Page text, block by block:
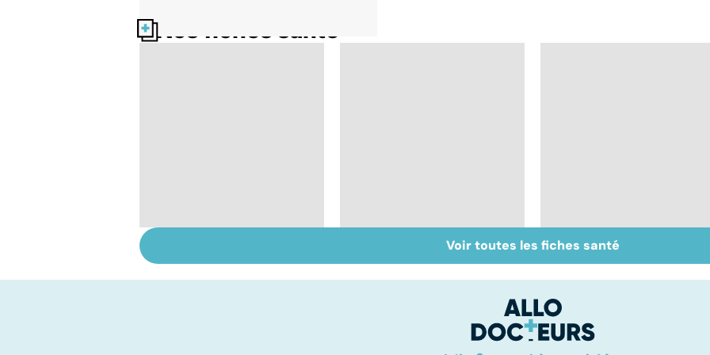
Nos fiches santé
médicament à risque
Tout savoir sur le
cerveau
Staphylocoque doré :
une bactérie sous
Voir toutes les fiches santé